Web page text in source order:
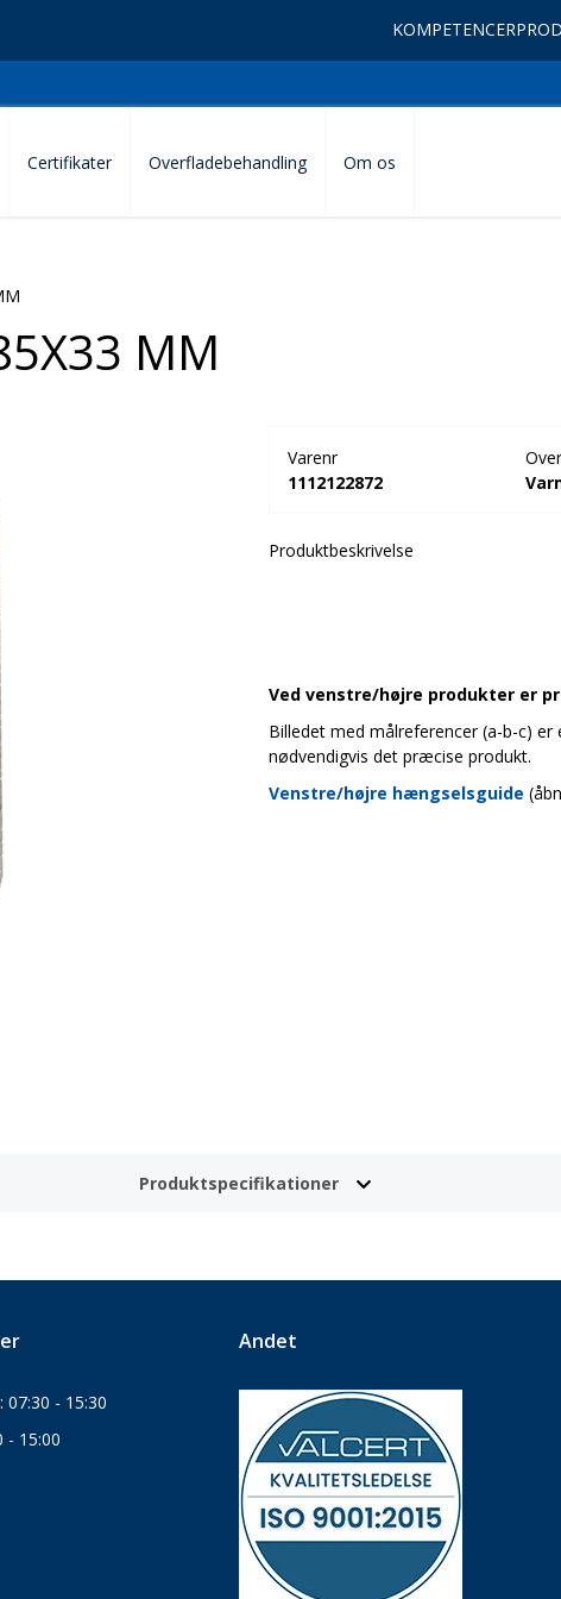
KOMPETENCER
Certifikater Overfladebehandling Om os
MM
Varenr
1112122872
Produktbeskrivelse
Ved venstre/højre produkter er
Billedet med målreferencer (a-b-c)
nødvendigvis det præcise produkt.
Venstre/højre hængselsguide
Produktspecifikationer
07:30 - 15:30
- 15:00
Andet